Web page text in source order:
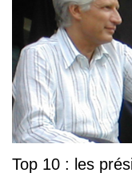
Top 10 : les